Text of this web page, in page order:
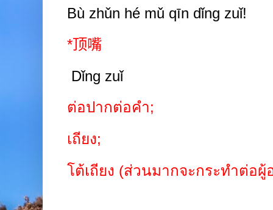
Bù zhǔn hé mǔ qīn dǐng zuǐ!
*顶嘴
Dǐng zuǐ
ต่อปากต่อคำ;
เถียง;
โต้เถียง (ส่วนมากจะกระทำต่อผู้